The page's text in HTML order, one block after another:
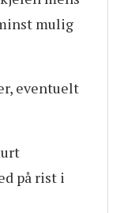
mulig
eventuelt
på rist i